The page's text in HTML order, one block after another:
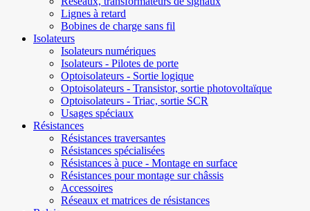
Lignes à retard
Bobines de charge sans fil
Isolateurs
Isolateurs numériques
Isolateurs - Pilotes de porte
Optoisolateurs - Sortie logique
Optoisolateurs - Transistor, sortie photovoltaïque
Optoisolateurs - Triac, sortie SCR
Usages spéciaux
Résistances
Résistances traversantes
Résistances spécialisées
Résistances à puce - Montage en surface
Résistances pour montage sur châssis
Accessoires
Réseaux et matrices de résistances